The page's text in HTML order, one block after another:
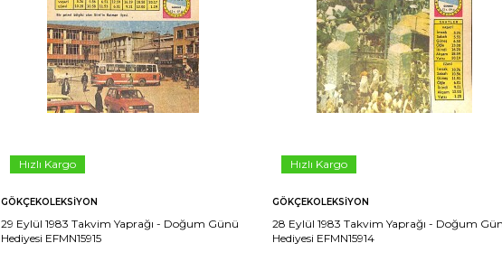
Hızlı Kargo
GÖKÇEKOLEKSIYON
29 Eylül 1983 Takvim Yaprağı - Doğum Günü
Hediyesi EFMN15915
Hızlı Kargo
GÖKÇEKOLEKSIYON
28 Eylül 1983 Takvim Yaprağı - Doğum
Hediyesi EFMN15914